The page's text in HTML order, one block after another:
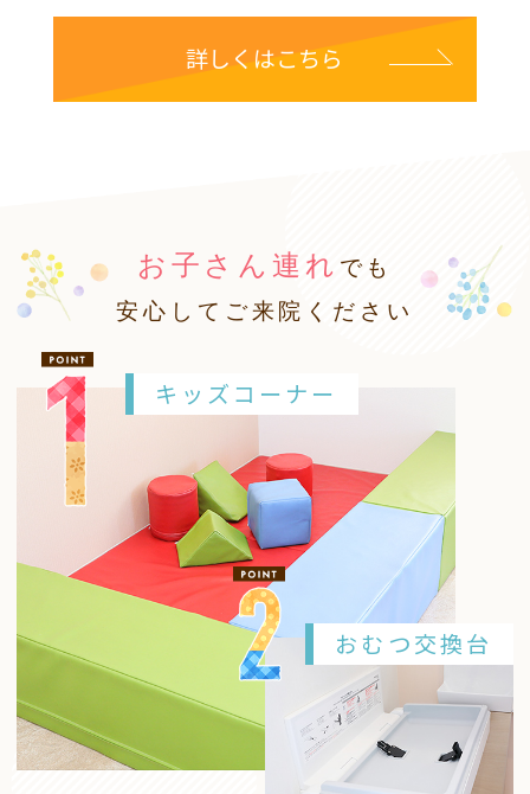
詳しくはこちら
お子さん連れ でも
安心してご来院ください
キッズコーナー
おむつ交換台